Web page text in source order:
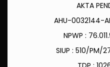
AKTA
AHU-0032144-
NPWP :
SIUP : 510/PM/